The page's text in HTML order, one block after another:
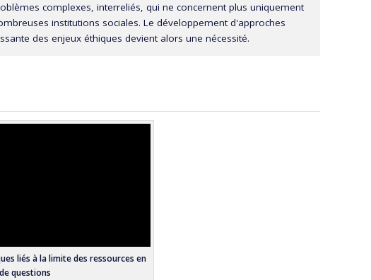
complexes, interreliés, qui ne concernent plus uniquement
institutions sociales. Le développement d'approches
des enjeux éthiques devient alors une nécessité.
liés à la limite des ressources en
questions